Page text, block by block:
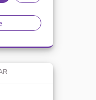
Proposer une newsleter